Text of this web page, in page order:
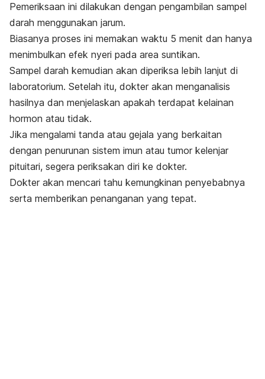
Pemeriksaan ini dilakukan dengan pengambilan sampel
darah menggunakan jarum.
Biasanya proses ini memakan waktu 5 menit dan hanya
menimbulkan efek nyeri pada area suntikan.
Sampel darah kemudian akan diperiksa lebih lanjut di
laboratorium. Setelah itu, dokter akan menganalisis
hasilnya dan menjelaskan apakah terdapat kelainan
hormon atau tidak.
Jika mengalami tanda atau gejala yang berkaitan
dengan penurunan sistem imun atau tumor kelenjar
pituitari, segera periksakan diri ke dokter.
Dokter akan mencari tahu kemungkinan penyebabnya
serta memberikan penanganan yang tepat.